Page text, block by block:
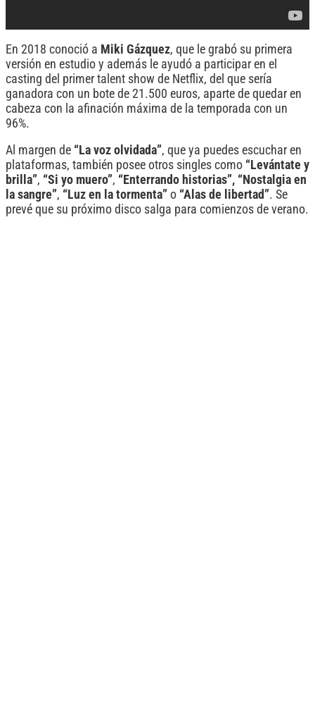
En 2018 conoció a Miki Gázquez, que le grabó su primera
versión en estudio y además le ayudó a participar en el
casting del primer talent show de Netflix, del que sería
ganadora con un bote de 21.500 euros, aparte de quedar en
cabeza con la afinación máxima de la temporada con un
96%.
Al margen de “La voz olvidada”, que ya puedes escuchar en
plataformas, también posee otros singles como “Levántate y
brilla”, “Si yo muero”, “Enterrando historias”, “Nostalgia en
la sangre”, “Luz en la tormenta” o “Alas de libertad”. Se
prevé que su próximo disco salga para comienzos de verano.